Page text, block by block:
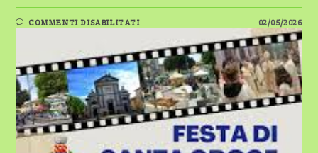
COMMENTI DISABILITATISU
VITTUONE
LA
FESTA
DI
SANTA
CROCE
–
SABATO
2
E
DOMENICA
02/05/2026